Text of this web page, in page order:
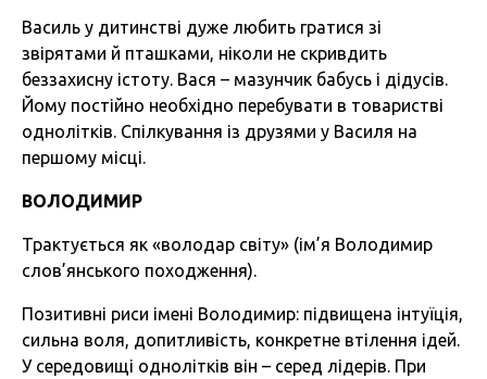
Василь у дитинстві дуже любить гратися зі
звірятами й пташками, ніколи не скривдить
беззахисну істоту. Вася – мазунчик бабусь і дідусів.
Йому постійно необхідно перебувати в товаристві
однолітків. Спілкування із друзями у Василя на
першому місці.
ВОЛОДИМИР
Трактується як «володар світу» (ім’я Володимир
слов’янського походження).
Позитивні риси імені Володимир: підвищена інтуїція,
сильна воля, допитливість, конкретне втілення ідей.
У середовищі однолітків він – серед лідерів. При